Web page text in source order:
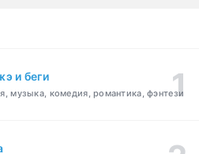
и беги
музыка, комедия, романтика, фэнтези